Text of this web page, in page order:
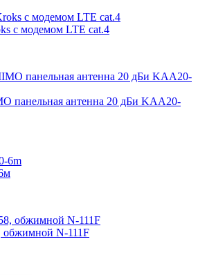
с модемом LTE cat.4
панельная антенна 20 дБи KAA20-
обжимной N-111F